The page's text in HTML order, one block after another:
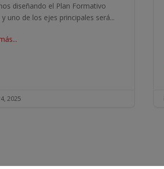
diseñando el Plan Formativo
y uno de los ejes principales será...
2025